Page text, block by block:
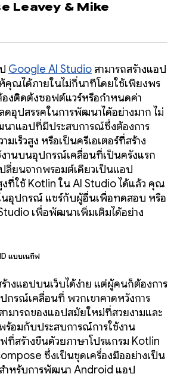
Leavey & Mike
Google AI Studio สามารถสร้างแอป
ณได้ภายในไม่กี่นาทีโดยใช้เพียงพร
งติดตั้งซอฟต์แวร์หรือกำหนดค่า
ดอุปสรรคในการพัฒนาได้อย่างมาก ไม่
าแอปที่มีประสบการณ์ซึ่งต้องการ
เร็วสูง หรือเป็นครีเอเตอร์ที่สร้าง
งานบนอุปกรณ์เคลื่อนที่เป็นครั้งแรก
ลี่ยนจากพรอมต์เดียวเป็นแอป
ใช้ Kotlin ใน AI Studio ได้แล้ว คุณ
นอุปกรณ์ แชร์กับผู้อื่นเพื่อทดสอบ หรือ
เพื่อพัฒนาเพิ่มเติมได้อย่าง
แบบเนทีฟ
ร้างแอปบนเว็บได้ง่าย แต่ผู้คนก็ต้องการ
กรณ์เคลื่อนที่ พวกเขาคาดหวังการ
มารถของแอปสมัยใหม่ที่สวยงามและ
ร้อมกับประสบการณ์การใช้งาน
สร้างขึ้นด้วยภาษาโปรแกรม Kotlin
ซึ่งเป็นชุดเครื่องมืออย่างเป็น
ำหรับการพัฒนา Android แอป